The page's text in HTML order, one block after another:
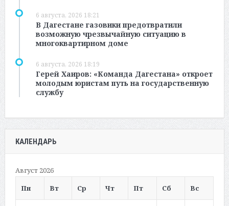
6 августа, 2026 18:21
В Дагестане газовики предотвратили
возможную чрезвычайную ситуацию в
многоквартирном доме
6 августа, 2026 18:19
Герей Хаиров: «Команда Дагестана» откроет
молодым юристам путь на государственную
службу
КАЛЕНДАРЬ
Август 2026
Пн
Вт Ср Чт Пт Сб Вс